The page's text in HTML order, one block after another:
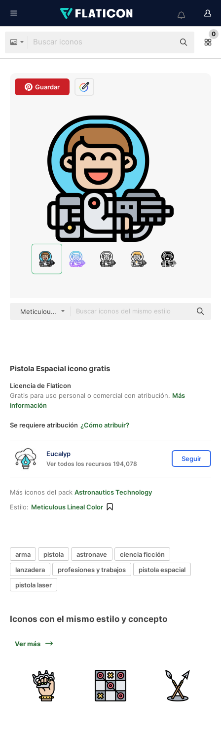
0
Guardar
Meticulous Lineal Color
Pistola Espacial icono gratis
Licencia de Flaticon
Gratis para uso personal o comercial con atribución. Más
información
Se requiere atribución ¿Cómo atribuir?
Eucalyp
Ver todos los recursos 194,078
Seguir
Más iconos del pack Astronautics Technology
Estilo: Meticulous Lineal Color
arma pistola astronave
ciencia ficción
lanzadera
profesiones y trabajos
pistola espacial
pistola laser
Iconos con el mismo estilo y concepto
Ver más